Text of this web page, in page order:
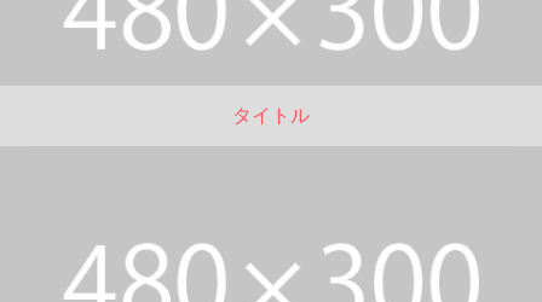
タイトル